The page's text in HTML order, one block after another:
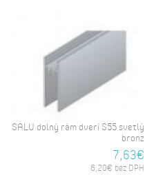
SALU dolný rám dverí S55 svetlý
bronz
7,63€
6,20€ bez DPH